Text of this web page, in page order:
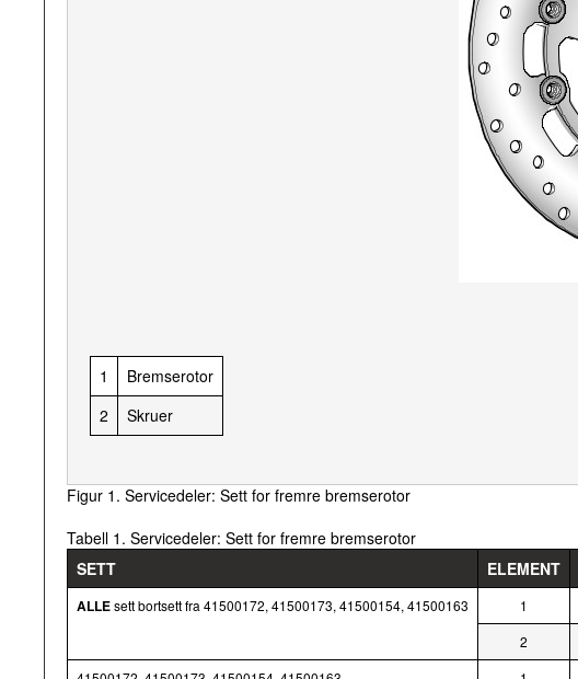
1
Bremserotor
2
Skruer
Figur 1. Servicedeler: Sett for fremre bremserotor
Tabell 1. Servicedeler: Sett for fremre bremserotor
SETT
ELEMENT
ALLEsett bortsett fra 41500172, 41500173, 41500154, 41500163 1
2